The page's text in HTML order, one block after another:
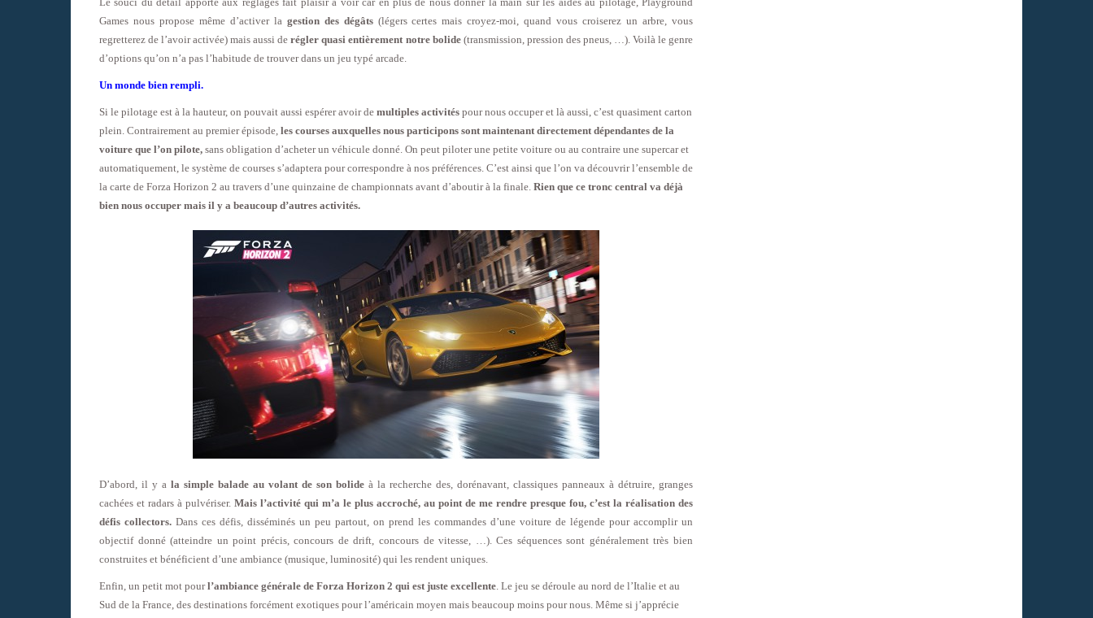
Games nous propose même d’activer la gestion des dégâts(légers certes mais croyez-moi, quand vous croiserez un arbre, vous
regretterez de l’avoir activée) mais aussi derégler quasi entièrement notre bolide(transmission, pression des pneus, …). Voilà le genre
d’options qu’on n’a pas l’habitude de trouver dans un jeu typé arcade.
Un monde bien rempli.
Si le pilotage est à la hauteur, on pouvait aussi espérer avoir de multiples activités pour nous occuper et là aussi, c’est quasiment carton
plein. Contrairement au premier épisode, les courses auxquelles nous participons sont maintenant directement dépendantes de la
voiture que l’on pilote, sans obligation d’acheter un véhicule donné. On peut piloter une petite voiture ou au contraire une supercar et
automatiquement, le système de courses s’adaptera pour correspondre à nos préférences. C’est ainsi que l’on va découvrir l’ensemble de
la carte de Forza Horizon 2 au travers d’une quinzaine de championnats avant d’aboutir à la finale. Rien que ce tronc central va déjà
bien nous occuper mais il y a beaucoup d’autres activités.
D’abord, il y a la simple balade au volant de son bolide à la recherche des, dorénavant, classiques panneaux à détruire, granges
cachées et radars à pulvériser. Mais l’activité qui m’a le plus accroché, au point de me rendre presque fou, c’est la réalisation des
défis collectors. Dans ces défis, disséminés un peu partout, on prend les commandes d’une voiture de légende pour accomplir un
objectif donné (atteindre un point précis, concours de drift, concours de vitesse, …). Ces séquences sont généralement très bien
construites et bénéficient d’une ambiance (musique, luminosité) qui les rendent uniques.
Enfin, un petit mot pourl’ambiance générale de Forza Horizon 2 qui est juste excellente. Le jeu se déroule au nord de l’Italie et au
Sud de la France, des destinations forcément exotiques pour l’américain moyen mais beaucoup moins pour nous. Même si j’apprécie